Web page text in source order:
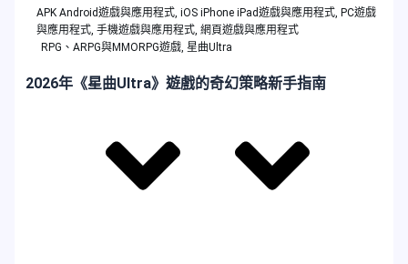
APK Android遊戲與應用程式, iOS iPhone iPad遊戲與應用程式, PC遊戲
與應用程式, 手機遊戲與應用程式, 網頁遊戲與應用程式
RPG、ARPG與MMORPG遊戲, 星曲Ultra
2026年《星曲Ultra》遊戲的奇幻策略新手指南